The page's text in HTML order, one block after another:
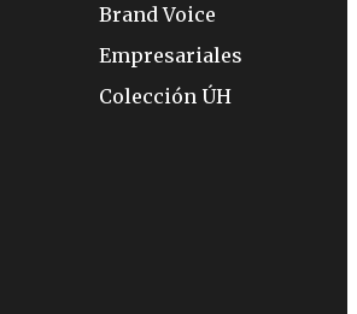
Brand Voice
Empresariales
Colección ÚH